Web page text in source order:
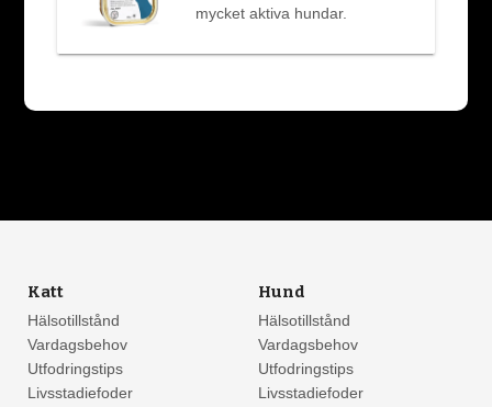
mycket aktiva hundar.
Katt
Hälsotillstånd
Vardagsbehov
Utfodringstips
Livsstadiefoder
Hund
Hälsotillstånd
Vardagsbehov
Utfodringstips
Livsstadiefoder